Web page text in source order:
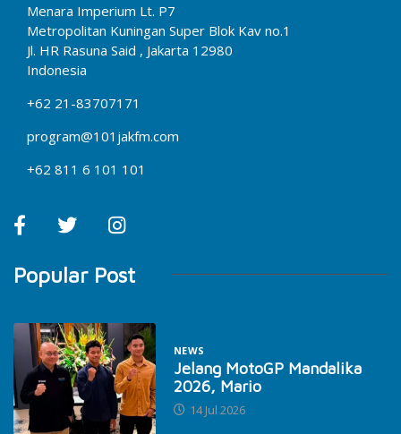
Menara Imperium Lt. P7
Metropolitan Kuningan Super Blok Kav no.1
Jl. HR Rasuna Said , Jakarta 12980
Indonesia
+62 21-83707171
program@101jakfm.com
+62 811 6 101 101
Popular Post
NEWS
Jelang MotoGP Mandalika
2026, Mario
14 Jul 2026